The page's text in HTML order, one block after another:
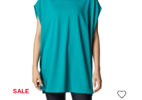
SALE